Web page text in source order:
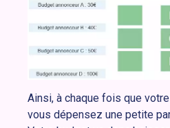
Ainsi, à chaque fois que
vous dépensez une petite